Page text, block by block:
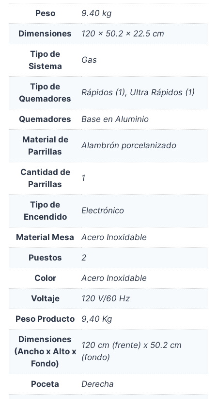
Peso 9.40 kg
Dimensiones 120 × 50.2 × 22.5 cm
Tipo de
Sistema
Gas
Tipo de
Quemadores
Rápidos (1), Ultra Rápidos (1)
Quemadores Base en Aluminio
Material de
Parrillas
Alambrón porcelanizado
Cantidad de
Parrillas
1
Tipo de
Encendido
Electrónico
Material Mesa Acero Inoxidable
Puestos 2
Color Acero Inoxidable
Voltaje 120 V/60 Hz
Peso Producto 9,40 Kg
Dimensiones
(Ancho x Alto x
Fondo)
120 cm (frente) x 50.2 cm
(fondo)
Poceta Derecha